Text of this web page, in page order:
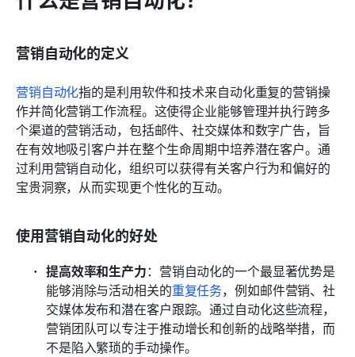
营销自动化的定义
营销自动化指的是利用软件和技术来自动化重复的营销操
作并简化营销工作流程。这使得企业能够管理并执行跨多
个渠道的营销活动，包括邮件、社交媒体和数字广告，旨
在有效地吸引客户并在整个生命周期中培养潜在客户。通
过利用营销自动化，组织可以获得有关客户行为和偏好的
宝贵洞察，从而实现更个性化的互动。
使用营销自动化的好处
提高效率和生产力：营销自动化的一个最显著优势是
能够消除与活动相关的重复任务，例如邮件营销、社
交媒体发布和潜在客户跟踪。通过自动化这些流程，
营销团队可以专注于推动增长和创新的战略举措，而
不是陷入繁琐的手动操作。